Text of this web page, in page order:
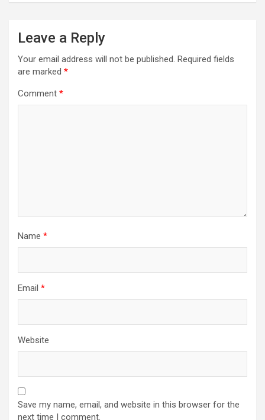
Leave a Reply
Your email address will not be published. Required fields
are marked *
Comment *
Name *
Email *
Website
Save my name, email, and website in this browser for the
next time I comment.